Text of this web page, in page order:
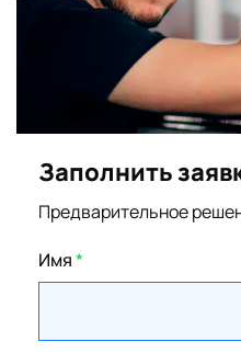
Заполнить
Предварительное
Имя*